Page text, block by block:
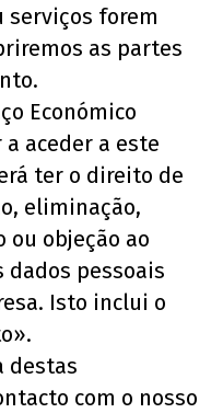
serviços forem
as partes
Económico
a aceder a este
ter o direito de
eliminação,
objeção ao
dados pessoais
Isto inclui o
destas
com o nosso